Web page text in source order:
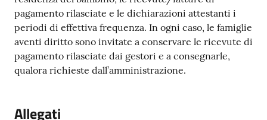
pagamento rilasciate e le dichiarazioni attestanti i
periodi di effettiva frequenza. In ogni caso, le famiglie
aventi diritto sono invitate a conservare le ricevute di
pagamento rilasciate dai gestori e a consegnarle,
qualora richieste dall’amministrazione.
Allegati